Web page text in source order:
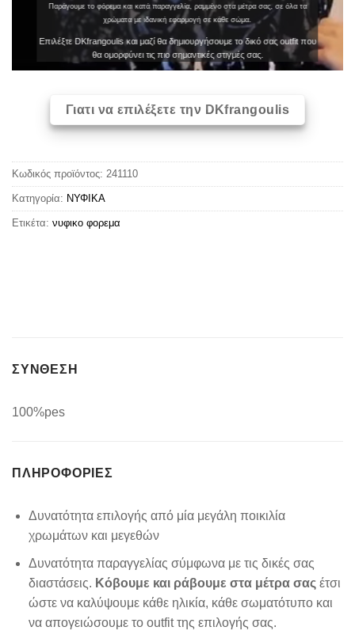
Παράγουμε το φόρεμα και κατά παραγγελία, ραμμένο στα μέτρα σας, σε όλα τα
χρώματα με ιδανική εφαρμογή σε κάθε σώμα.
Επιλέξτε DKfrangoulis και μαζί θα δημιουργήσουμε το δικό σας outfit που
θα ομορφύνει τις πιο σημαντικές στιγμές σας.
Γιατι να επιλέξετε την DKfrangoulis
Κωδικός προϊόντος: 241110
Κατηγορία: ΝΥΦΙΚΑ
Ετικέτα: νυφικο φορεμα
ΣΥΝΘΕΣΗ
100%pes
ΠΛΗΡΟΦΟΡΊΕΣ
Δυνατότητα επιλογής από μία μεγάλη ποικιλία
χρωμάτων και μεγεθών
Δυνατότητα παραγγελίας σύμφωνα με τις δικές σας
διαστάσεις. Κόβουμε και ράβουμε στα μέτρα σας έτσι
ώστε να καλύψουμε κάθε ηλικία, κάθε σωματότυπο και
να απογειώσουμε το outfit της επιλογής σας.